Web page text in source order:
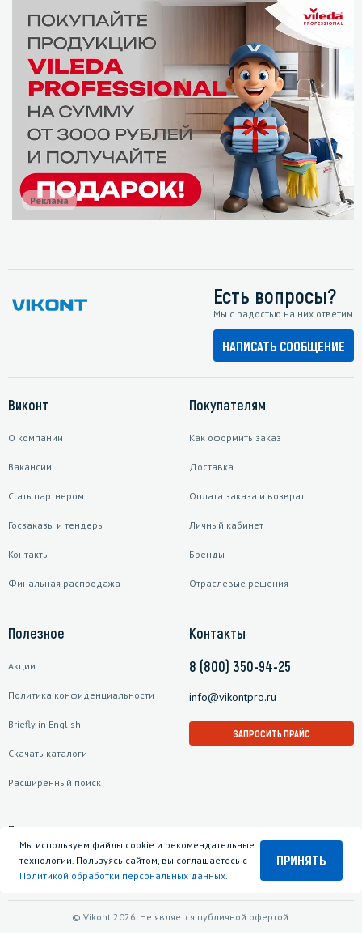
Реклама
Есть вопросы?
Мы с радостью на них ответим
НАПИСАТЬ СООБЩЕНИЕ
Виконт
О компании
Вакансии
Стать партнером
Госзаказы и тендеры
Контакты
Финальная распродажа
Покупателям
Как оформить заказ
Доставка
Оплата заказа и возврат
Личный кабинет
Бренды
Отраслевые решения
Полезное
Акции
Политика конфиденциальности
Briefly in English
Скачать каталоги
Расширенный поиск
Контакты
8 (800) 350-94-25
info@vikontpro.ru
ЗАПРОСИТЬ ПРАЙС
© Vikont 2026. Не является публичной офертой.
Подписаться на рассылку
Мы используем файлы cookie и рекомендательные
технологии. Пользуясь сайтом, вы соглашаетесь с
Политикой обработки персональных данных.
ПРИНЯТЬ